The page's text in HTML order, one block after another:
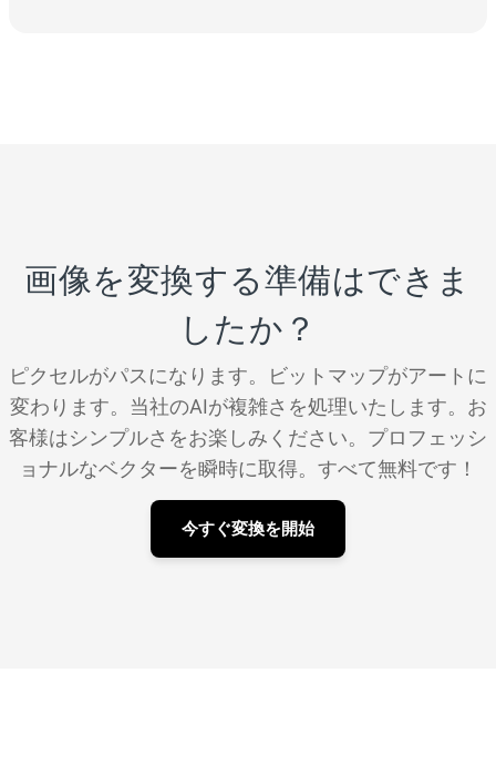
画像を変換する準備はできま
したか？
ピクセルがパスになります。ビットマップがアートに
変わります。当社のAIが複雑さを処理いたします。お
客様はシンプルさをお楽しみください。プロフェッシ
ョナルなベクターを瞬時に取得。すべて無料です！
今すぐ変換を開始